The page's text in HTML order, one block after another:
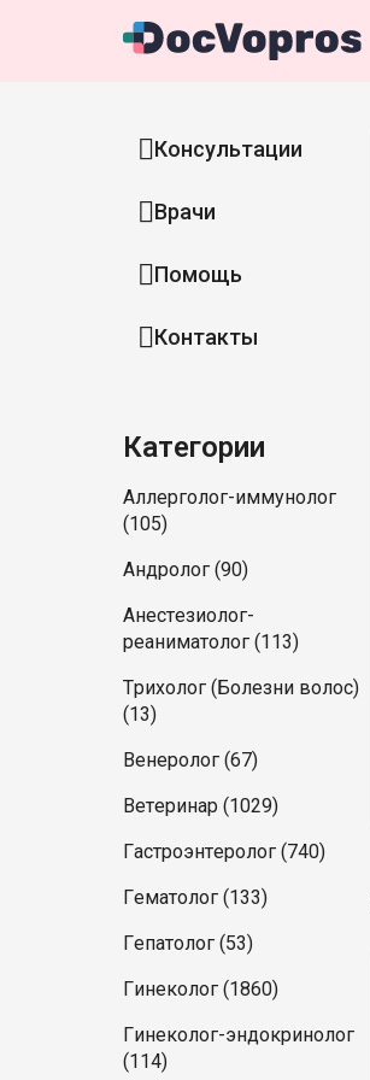
Консультации
Врачи
Помощь
Контакты
Категории
Аллерголог-иммунолог
(105)
Андролог (90)
Анестезиолог-
реаниматолог (113)
Трихолог (Болезни волос)
(13)
Венеролог (67)
Ветеринар (1029)
Гастроэнтеролог (740)
Гематолог (133)
Гепатолог (53)
Гинеколог (1860)
Гинеколог-эндокринолог
(114)